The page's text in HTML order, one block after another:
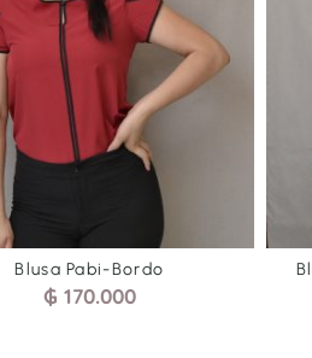
Blusa Pabi-Azul Motas Blancas
₲170.000